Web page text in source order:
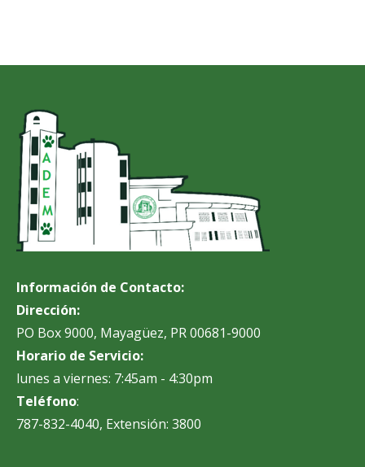
Información de Contacto:
Dirección:
PO Box 9000, Mayagüez, PR 00681-9000
Horario de Servicio:
lunes a viernes: 7:45am - 4:30pm
Teléfono:
787-832-4040, Extensión: 3800